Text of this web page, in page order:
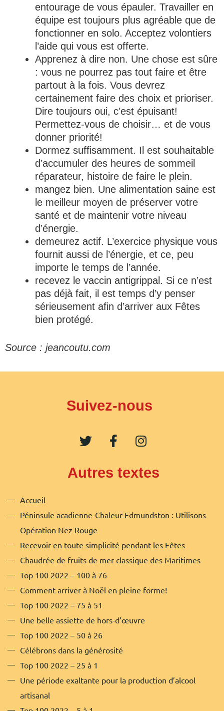
entourage de vous épauler. Travailler en
équipe est toujours plus agréable que de
fonctionner en solo. Acceptez volontiers
l’aide qui vous est offerte.
Apprenez à dire non. Une chose est sûre
: vous ne pourrez pas tout faire et être
partout à la fois. Vous devrez
certainement faire des choix et prioriser.
Dire toujours oui, c’est épuisant!
Permettez-vous de choisir… et de vous
donner priorité!
Dormez suffisamment. Il est souhaitable
d’accumuler des heures de sommeil
réparateur, histoire de faire le plein.
mangez bien. Une alimentation saine est
le meilleur moyen de préserver votre
santé et de maintenir votre niveau
d’énergie.
demeurez actif. L’exercice physique vous
fournit aussi de l’énergie, et ce, peu
importe le temps de l’année.
recevez le vaccin antigrippal. Si ce n’est
pas déjà fait, il est temps d’y penser
sérieusement afin d’arriver aux Fêtes
bien protégé.
Source : jeancoutu.com
Suivez-nous
T
w
t
F
a
e
k
f
I
n
t
a
Autres textes
Accueil
Péninsule acadienne-Chaleur-Edmundston : Utilisons
Opération Nez Rouge
Recevoir en toute simplicité pendant les Fêtes
Chaudrée de fruits de mer classique des Maritimes
Top 100 2022 – 100 à 76
Comment arriver à Noël en pleine forme!
Top 100 2022 – 75 à 51
Une belle assiette de hors-d’œuvre
Top 100 2022 – 50 à 26
Célébrons dans la générosité
Top 100 2022 – 25 à 1
Une période exaltante pour la production d’alcool
artisanal